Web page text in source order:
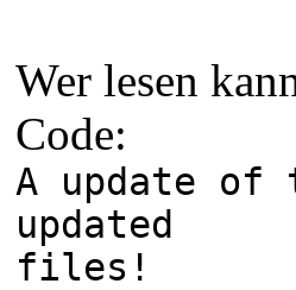
Wer lesen
Code:
A update
updated
files!